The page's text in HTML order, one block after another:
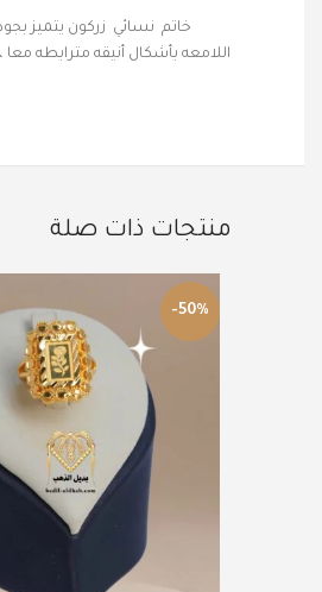
خاتم نسائي زركون يتميز
اللامعه بأشكال أنيقه مترابطه
منتجات ذات صلة
-50%